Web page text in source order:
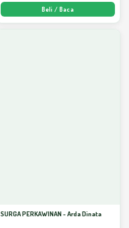
Beli / Baca
SURGA PERKAWINAN - Arda Dinata